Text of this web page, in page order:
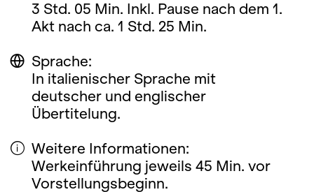
3 Std. 05 Min. Inkl. Pause nach dem 1.
Akt nach ca. 1 Std. 25 Min.
Sprache:
In italienischer Sprache mit
deutscher und englischer
Übertitelung.
Weitere Informationen:
Werkeinführung jeweils 45 Min. vor
Vorstellungsbeginn.